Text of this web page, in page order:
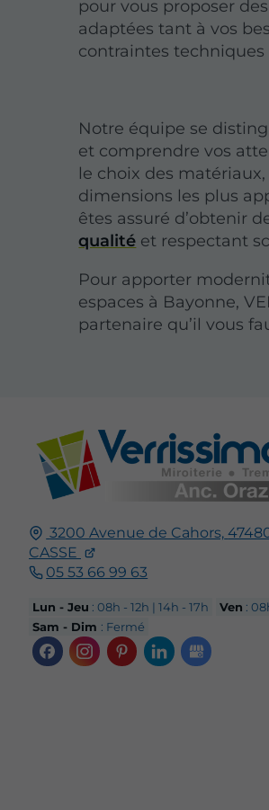
pour vous proposer
adaptées tant à vos
contraintes
Notre équipe se
et comprendre vos
le choix des
dimensions les plus
êtes assuré d’obtenir
qualité et respectant
Pour apporter
espaces à Bayonne,
partenaire qu’il vous
3200 Avenue de Cahors,
CASSE
05 53 66 99 63
Lun - Jeu : 08h - 12h | 14h - 17h Ven :
Sam - Dim : Fermé